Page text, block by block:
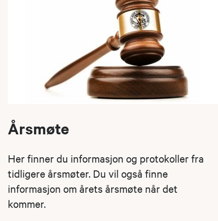
Årsmøte
Her finner du informasjon og protokoller fra
tidligere årsmøter. Du vil også finne
informasjon om årets årsmøte når det
kommer.